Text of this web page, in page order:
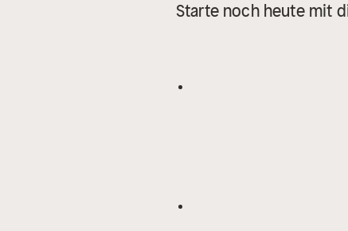
Starte noch heute mit